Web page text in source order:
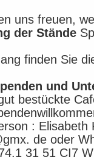
uns freuen,
der Stände
finden Sie
und
bestückte
:
de oder
31 51 CI7